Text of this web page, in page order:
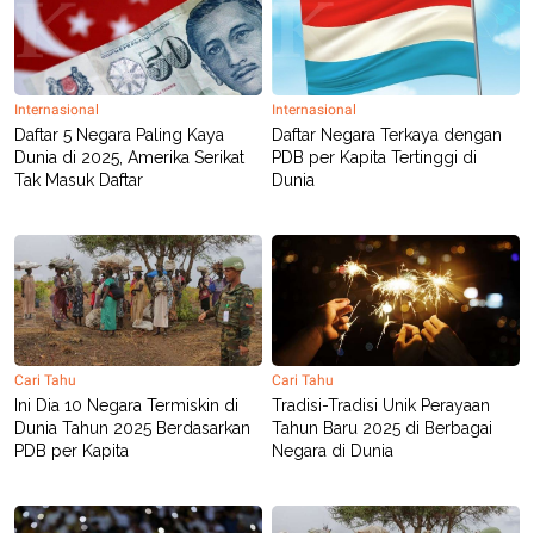
Internasional
Daftar 5 Negara Paling Kaya
Dunia di 2025, Amerika Serikat
Tak Masuk Daftar
Internasional
Daftar Negara Terkaya dengan
PDB per Kapita Tertinggi di
Dunia
Cari Tahu
Ini Dia 10 Negara Termiskin di
Dunia Tahun 2025 Berdasarkan
PDB per Kapita
Cari Tahu
Tradisi-Tradisi Unik Perayaan
Tahun Baru 2025 di Berbagai
Negara di Dunia